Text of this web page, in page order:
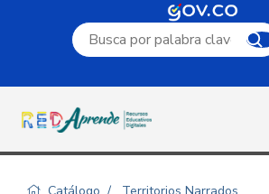
Campo de búsqueda por